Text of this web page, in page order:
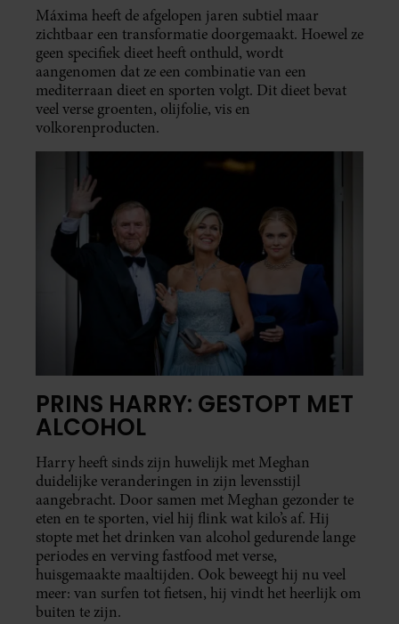
Máxima heeft de afgelopen jaren subtiel maar
zichtbaar een transformatie doorgemaakt. Hoewel ze
geen specifiek dieet heeft onthuld, wordt
aangenomen dat ze een combinatie van een
mediterraan dieet en sporten volgt. Dit dieet bevat
veel verse groenten, olijfolie, vis en
volkorenproducten.
PRINS HARRY: GESTOPT MET
ALCOHOL
Harry heeft sinds zijn huwelijk met Meghan
duidelijke veranderingen in zijn levensstijl
aangebracht. Door samen met Meghan gezonder te
eten en te sporten, viel hij flink wat kilo’s af. Hij
stopte met het drinken van alcohol gedurende lange
periodes en verving fastfood met verse,
huisgemaakte maaltijden. Ook beweegt hij nu veel
meer: van surfen tot fietsen, hij vindt het heerlijk om
buiten te zijn.